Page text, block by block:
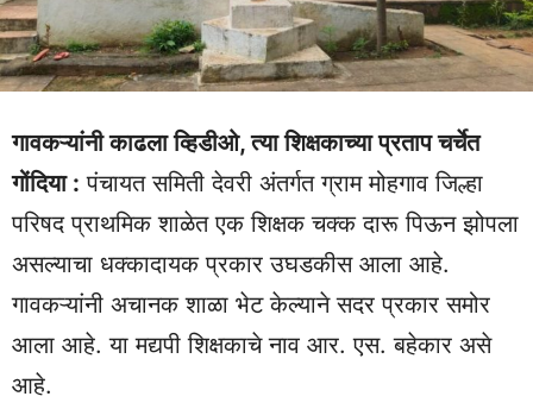
गावकऱ्यांनी काढला व्हिडीओ, त्या शिक्षकाच्या प्रताप चर्चेत
गोंदिया : पंचायत समिती देवरी अंतर्गत ग्राम मोहगाव जिल्हा
परिषद प्राथमिक शाळेत एक शिक्षक चक्क दारू पिऊन झोपला
असल्याचा धक्कादायक प्रकार उघडकीस आला आहे.
गावकऱ्यांनी अचानक शाळा भेट केल्याने सदर प्रकार समोर
आला आहे. या मद्यपी शिक्षकाचे नाव आर. एस. बहेकार असे
आहे.